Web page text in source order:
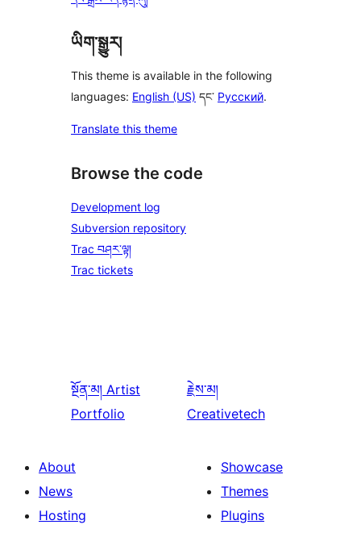
ཡིག་སྒྱུར།
This theme is available in the following
languages: English (US) དང་ Русский.
Translate this theme
Browse the code
Development log
Subversion repository
Trac བཤར་ལྟ།
Trac tickets
སྔོན་མ། Artist
Portfolio
རྗེས་མ།
Creativetech
About
News
Hosting
Showcase
Themes
Plugins